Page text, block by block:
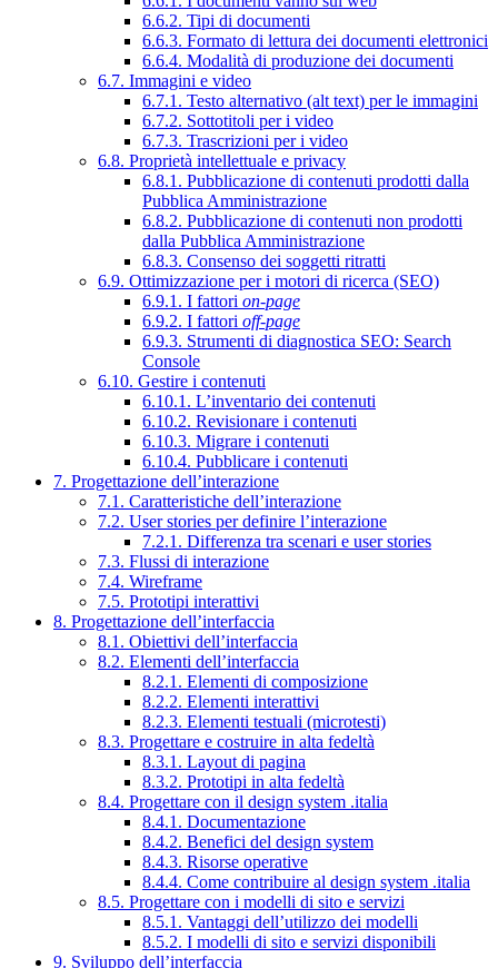
6.6.2. Tipi di documenti
6.6.3. Formato di lettura dei documenti elettronici
6.6.4. Modalità di produzione dei documenti
6.7. Immagini e video
6.7.1. Testo alternativo (alt text) per le immagini
6.7.2. Sottotitoli per i video
6.7.3. Trascrizioni per i video
6.8. Proprietà intellettuale e privacy
6.8.1. Pubblicazione di contenuti prodotti dalla
Pubblica Amministrazione
6.8.2. Pubblicazione di contenuti non prodotti
dalla Pubblica Amministrazione
6.8.3. Consenso dei soggetti ritratti
6.9. Ottimizzazione per i motori di ricerca (SEO)
6.9.1. I fattori on-page
6.9.2. I fattori off-page
6.9.3. Strumenti di diagnostica SEO: Search
Console
6.10. Gestire i contenuti
6.10.1. L’inventario dei contenuti
6.10.2. Revisionare i contenuti
6.10.3. Migrare i contenuti
6.10.4. Pubblicare i contenuti
7. Progettazione dell’interazione
7.1. Caratteristiche dell’interazione
7.2. User stories per definire l’interazione
7.2.1. Differenza tra scenari e user stories
7.3. Flussi di interazione
7.4. Wireframe
7.5. Prototipi interattivi
8. Progettazione dell’interfaccia
8.1. Obiettivi dell’interfaccia
8.2. Elementi dell’interfaccia
8.2.1. Elementi di composizione
8.2.2. Elementi interattivi
8.2.3. Elementi testuali (microtesti)
8.3. Progettare e costruire in alta fedeltà
8.3.1. Layout di pagina
8.3.2. Prototipi in alta fedeltà
8.4. Progettare con il design system .italia
8.4.1. Documentazione
8.4.2. Benefici del design system
8.4.3. Risorse operative
8.4.4. Come contribuire al design system .italia
8.5. Progettare con i modelli di sito e servizi
8.5.1. Vantaggi dell’utilizzo dei modelli
8.5.2. I modelli di sito e servizi disponibili
9. Sviluppo dell’interfaccia